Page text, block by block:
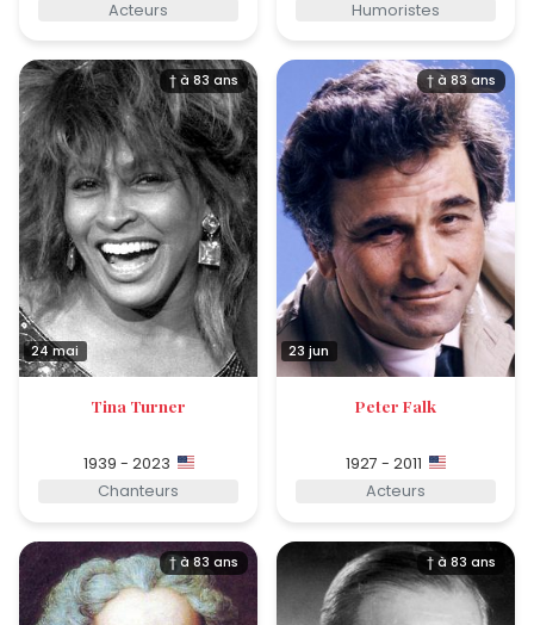
Acteurs
Humoristes
† à 83 ans
24 mai
Tina Turner
1939 - 2023
Chanteurs
† à 83 ans
23 jun
Peter Falk
1927 - 2011
Acteurs
† à 83 ans † à 83 ans